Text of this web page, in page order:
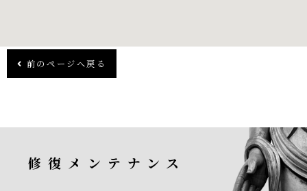
前のページへ戻る
修復メンテナンス